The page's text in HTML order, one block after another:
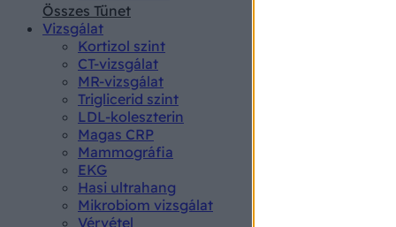
Összes Tünet
Vizsgálat
Kortizol szint
CT-vizsgálat
MR-vizsgálat
Triglicerid szint
LDL-koleszterin
Magas CRP
Mammográfia
EKG
Hasi ultrahang
Mikrobiom vizsgálat
Vérvétel